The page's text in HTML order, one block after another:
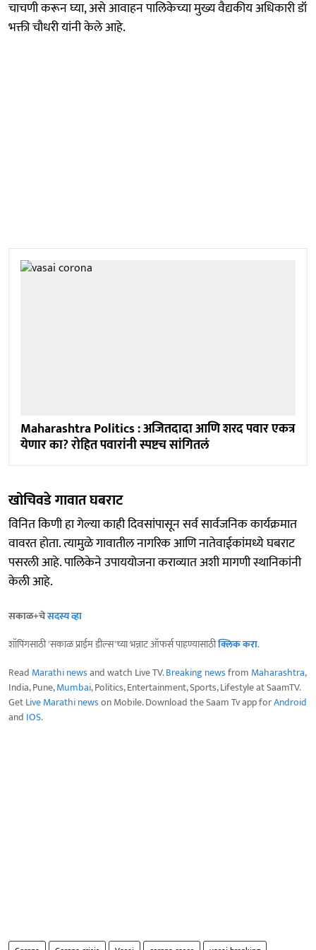
चाचणी करून घ्या, असे आवाहन पालिकेच्या मुख्य वैद्यकीय अधिकारी डॉ
भक्ती चौधरी यांनी केले आहे.
Maharashtra Politics : अजितदादा आणि शरद पवार एकत्र
येणार का? रोहित पवारांनी स्पष्टच सांगितलं
खोचिवडे गावात घबराट
विनित किणी हा गेल्या काही दिवसांपासून सर्व सार्वजनिक कार्यक्रमात
वावरत होता. त्यामुळे गावातील नागरिक आणि नातेवाईकांमध्ये घबराट
पसरली आहे. पालिकेने उपाययोजना कराव्यात अशी मागणी स्थानिकांनी
केली आहे.
सकाळ+चेसदस्य व्हा
शॉपिंगसाठी 'सकाळ प्राईम डील्स'च्या भन्नाट ऑफर्स पाहण्यासाठीक्लिक करा.
Read Marathi newsand watch Live TV.Breaking newsfrom Maharashtra,
India, Pune,Mumbai, Politics, Entertainment, Sports, Lifestyle at SaamTV.
GetLive Marathi newson Mobile. Download the Saam Tv app forAndroid
and IOS.